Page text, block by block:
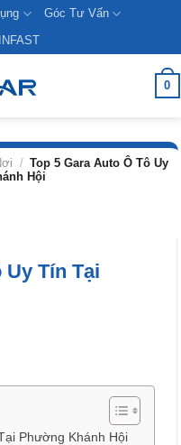
Góc Tư Vấn
0
/ Top 5 Gara Auto Ô Tô Uy
Hội
Uy Tín Tại
Phường Khánh Hội